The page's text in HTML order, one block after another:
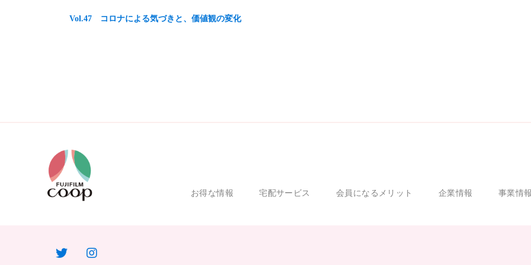
Vol.47 コロナによる気づきと、価値観の変化
お得な情報 宅配サービス 会員になるメリット 企業情報 事業情